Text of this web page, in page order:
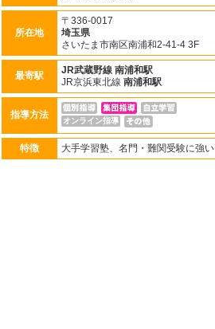
所在地
〒336-0017
埼玉県
さいたま市南区南浦和2-41-4 3F
最寄駅
JR武蔵野線 南浦和駅
JR京浜東北線 南浦和駅
指導方法
オンライン指導
特徴 大手学習塾、名門・難関受験に強い